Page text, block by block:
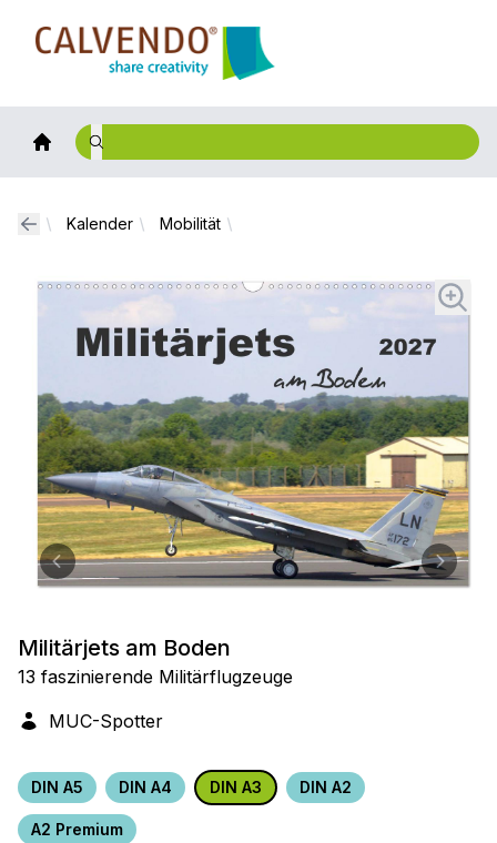
Calvendo
Kalender Mobilität
Militärjets am Boden
13 faszinierende Militärflugzeuge
MUC-Spotter
DIN A5 DIN A4 DIN A3 DIN A2
A2 Premium